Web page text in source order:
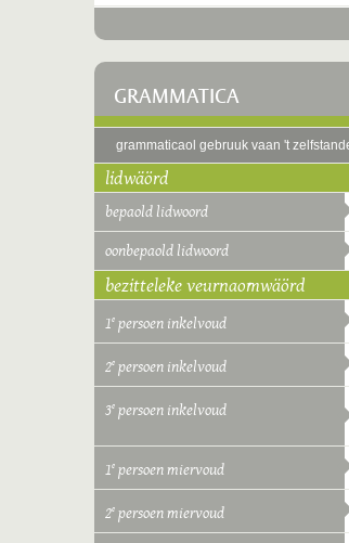
GRAMMATICA
grammaticaol gebruuk vaan 't
lidwäörd
bepaold lidwoord
oonbepaold lidwoord
bezitteleke veurnaomwäörd
1e persoen inkelvoud
2e persoen inkelvoud
3e persoen inkelvoud
1e persoen miervoud
2e persoen miervoud